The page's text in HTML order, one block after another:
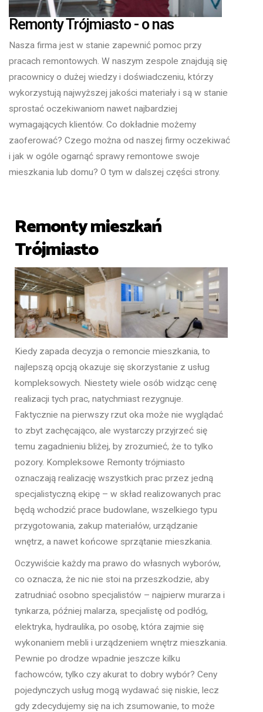
Remonty Trójmiasto - o nas
Nasza firma jest w stanie zapewnić pomoc przy
pracach remontowych. W naszym zespole znajdują się
pracownicy o dużej wiedzy i doświadczeniu, którzy
wykorzystują najwyższej jakości materiały i są w stanie
sprostać oczekiwaniom nawet najbardziej
wymagających klientów. Co dokładnie możemy
zaoferować? Czego można od naszej firmy oczekiwać
i jak w ogóle ogarnąć sprawy remontowe swoje
mieszkania lub domu? O tym w dalszej części strony.
Remonty mieszkań
Trójmiasto
Kiedy zapada decyzja o remoncie mieszkania, to
najlepszą opcją okazuje się skorzystanie z usług
kompleksowych. Niestety wiele osób widząc cenę
realizacji tych prac, natychmiast rezygnuje.
Faktycznie na pierwszy rzut oka może nie wyglądać
to zbyt zachęcająco, ale wystarczy przyjrzeć się
temu zagadnieniu bliżej, by zrozumieć, że to tylko
pozory. Kompleksowe Remonty trójmiasto
oznaczają realizację wszystkich prac przez jedną
specjalistyczną ekipę – w skład realizowanych prac
będą wchodzić prace budowlane, wszelkiego typu
przygotowania, zakup materiałów, urządzanie
wnętrz, a nawet końcowe sprzątanie mieszkania.
Oczywiście każdy ma prawo do własnych wyborów,
co oznacza, że nic nie stoi na przeszkodzie, aby
zatrudniać osobno specjalistów – najpierw murarza i
tynkarza, później malarza, specjalistę od podłóg,
elektryka, hydraulika, po osobę, która zajmie się
wykonaniem mebli i urządzeniem wnętrz mieszkania.
Pewnie po drodze wpadnie jeszcze kilku
fachowców, tylko czy akurat to dobry wybór? Ceny
pojedynczych usług mogą wydawać się niskie, lecz
gdy zdecydujemy się na ich zsumowanie, to może